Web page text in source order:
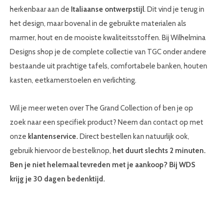
herkenbaar aan de Italiaanse ontwerpstijl. Dit vind je terug in
het design, maar bovenal in de gebruikte materialen als
marmer, hout en de mooiste kwaliteitsstoffen. Bij Wilhelmina
Designs shop je de complete collectie van TGC onder andere
bestaande uit prachtige tafels, comfortabele banken, houten
kasten, eetkamerstoelen en verlichting.
Wil je meer weten over The Grand Collection of ben je op
zoek naar een specifiek product? Neem dan contact op met
onze klantenservice. Direct bestellen kan natuurlijk ook,
gebruik hiervoor de bestelknop, het duurt slechts 2 minuten.
Ben je niet helemaal tevreden met je aankoop? Bij WDS
krijg je 30 dagen bedenktijd.